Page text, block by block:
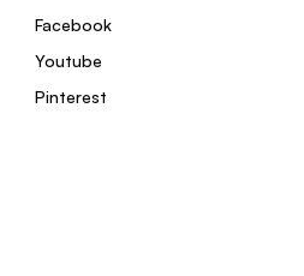
Facebook
Youtube
Pinterest